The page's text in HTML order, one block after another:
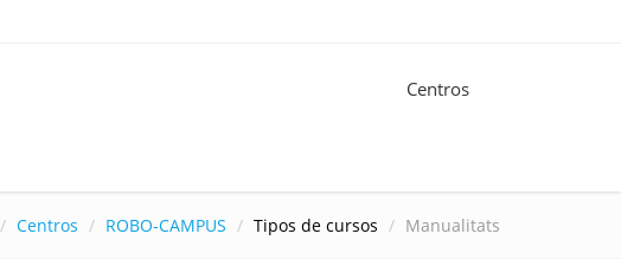
Centros
Centros ROBO-CAMPUS Tipos de cursos Manualitats